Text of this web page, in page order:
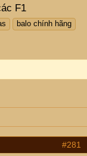
F1
balo chính hãng
#281